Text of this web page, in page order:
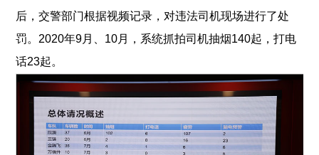
后，交警部门根据视频记录，对违法司机现场进行了处
罚。2020年9月、10月，系统抓拍司机抽烟140起，打电
话23起。